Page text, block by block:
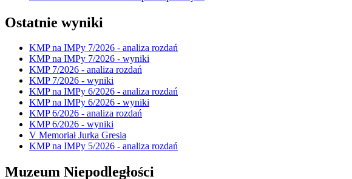
Ostatnie wyniki
KMP na IMPy 7/2026 - analiza rozdań
KMP na IMPy 7/2026 - wyniki
KMP 7/2026 - analiza rozdań
KMP 7/2026 - wyniki
KMP na IMPy 6/2026 - analiza rozdań
KMP na IMPy 6/2026 - wyniki
KMP 6/2026 - analiza rozdań
KMP 6/2026 - wyniki
V Memoriał Jurka Gresia
KMP na IMPy 5/2026 - analiza rozdań
Muzeum Niepodległości